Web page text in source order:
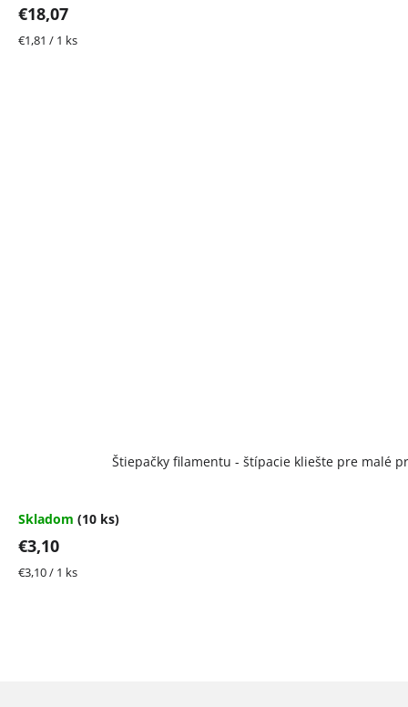
€18,07
Jednotková
€1,81 / 1 ks
Štiepačky filamentu - štípacie kliešte pre malé
Skladom (10 ks)
€3,10
Jednotková
€3,10 / 1 ks